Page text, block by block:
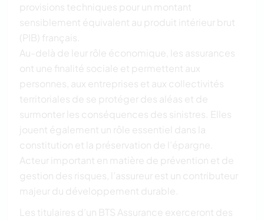
provisions techniques pour un montant
sensiblement équivalent au produit intérieur brut
(PIB) français.
Au-delà de leur rôle économique, les assurances
ont une finalité sociale et permettent aux
personnes, aux entreprises et aux collectivités
territoriales de se protéger des aléas et de
surmonter les conséquences des sinistres. Elles
jouent également un rôle essentiel dans la
constitution et la préservation de l’épargne.
Acteur important en matière de prévention et de
gestion des risques, l’assureur est un contributeur
majeur du développement durable.
Les titulaires d’un BTS Assurance exerceront des